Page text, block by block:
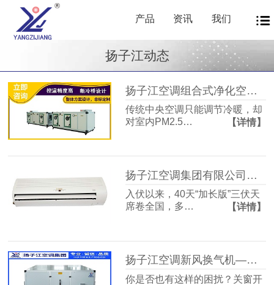
产品 资讯 我们
扬子江动态
扬子江空调组合式净化空调箱风机盘管中央新风系统——让每一次呼吸都成为健康投资
传统中央空调只能调节冷暖，却
对室内PM2.5…
【详情】
扬子江空调集团有限公司商用暖通源头厂家，40年匠心护航从容度伏
入伏以来，40天“加长版”三伏天
席卷全国，多…
【详情】
扬子江空调新风换气机——告别室内空气闷浊，畅享洁净富氧新生活
你是否也有这样的困扰？关窗开